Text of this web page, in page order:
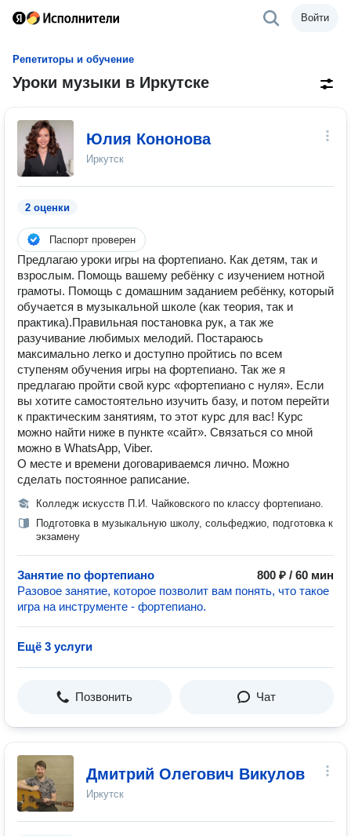
Войти
Репетиторы и обучение
Уроки музыки в Иркутске
Юлия Кононова
Иркутск
2 оценки
Паспорт проверен
Предлагаю уроки игры на фортепиано. Как детям, так и
взрослым. Помощь вашему ребёнку с изучением нотной
грамоты. Помощь с домашним заданием ребёнку, который
обучается в музыкальной школе (как теория, так и
практика).Правильная постановка рук, а так же
разучивание любимых мелодий. Постараюсь
максимально легко и доступно пройтись по всем
ступеням обучения игры на фортепиано. Так же я
предлагаю пройти свой курс «фортепиано с нуля». Если
вы хотите самостоятельно изучить базу, и потом перейти
к практическим занятиям, то этот курс для вас! Курс
можно найти ниже в пункте «сайт». Связаться со мной
можно в WhatsApp, Viber.
О месте и времени договариваемся лично. Можно
сделать постоянное раписание.
Колледж искусств П.И. Чайковского по классу фортепиано.
Подготовка в музыкальную школу, сольфеджио, подготовка к
экзамену
Занятие по фортепиано
800 ₽ / 60 мин
Разовое занятие, которое позволит вам понять, что такое
игра на инструменте - фортепиано.
Ещё 3 услуги
Позвонить Чат
Дмитрий Олегович Викулов
Иркутск